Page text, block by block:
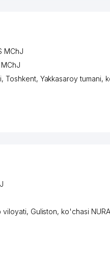
MChJ
MChJ
,Toshkent, Yakkasaroy tumani,
viloyati, Guliston, ko'chasi